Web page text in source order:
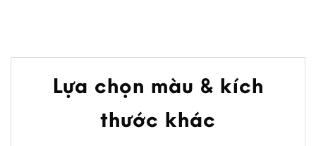
Lựa chọn màu & kích
thước khác